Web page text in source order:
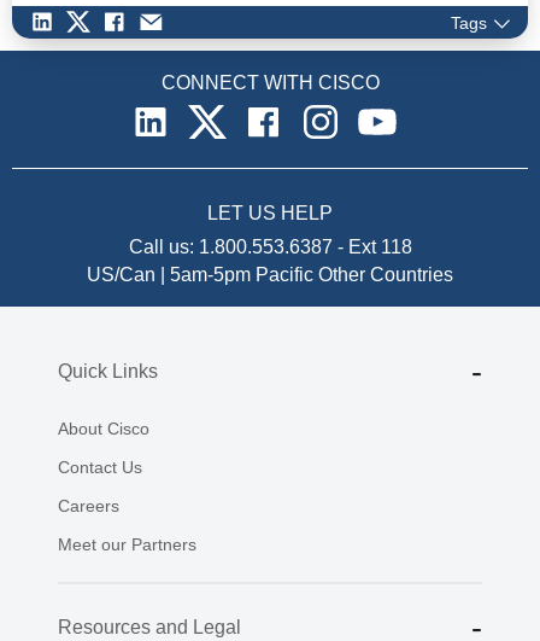
Tags
CONNECT WITH CISCO
LET US HELP
Call us: 1.800.553.6387 - Ext 118
US/Can | 5am-5pm Pacific Other Countries